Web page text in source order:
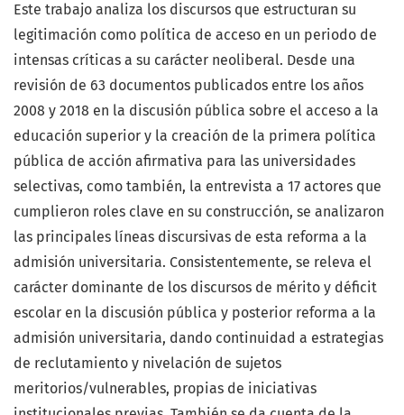
Este trabajo analiza los discursos que estructuran su
legitimación como política de acceso en un periodo de
intensas críticas a su carácter neoliberal. Desde una
revisión de 63 documentos publicados entre los años
2008 y 2018 en la discusión pública sobre el acceso a la
educación superior y la creación de la primera política
pública de acción afirmativa para las universidades
selectivas, como también, la entrevista a 17 actores que
cumplieron roles clave en su construcción, se analizaron
las principales líneas discursivas de esta reforma a la
admisión universitaria. Consistentemente, se releva el
carácter dominante de los discursos de mérito y déficit
escolar en la discusión pública y posterior reforma a la
admisión universitaria, dando continuidad a estrategias
de reclutamiento y nivelación de sujetos
meritorios/vulnerables, propias de iniciativas